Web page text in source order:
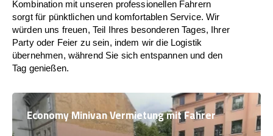
Kombination mit unseren professionellen Fahrern
sorgt für pünktlichen und komfortablen Service. Wir
würden uns freuen, Teil Ihres besonderen Tages, Ihrer
Party oder Feier zu sein, indem wir die Logistik
übernehmen, während Sie sich entspannen und den
Tag genießen.
Economy Minivan Vermietung mit Fahrer